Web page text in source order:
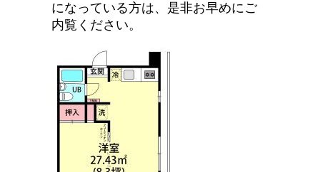
になっている方は、是非お早めにご
内覧ください。